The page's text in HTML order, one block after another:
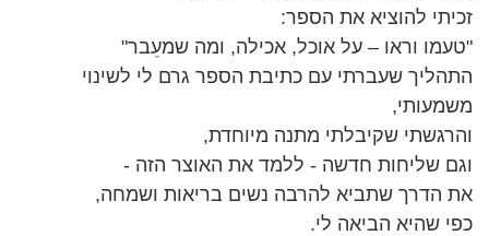
זכיתי להוציא את הספר:
"טעמו וראו – על אוכל, אכילה, ומה שמעֵבר"
התהליך שעברתי עם כתיבת הספר גרם לי לשינוי
משמעותי,
והרגשתי שקיבלתי מתנה מיוחדת,
וגם שליחות חדשה - ללמד את האוצר הזה -
את הדרך שתביא להרבה נשים בריאות ושמחה,
כפי שהיא הביאה לי.